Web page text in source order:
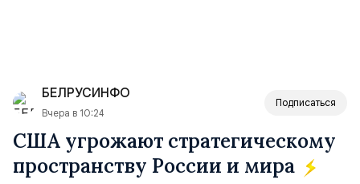
БЕЛРУСИНФО
Вчера в 10:24
Подписаться
США угрожают стратегическому
пространству России и мира